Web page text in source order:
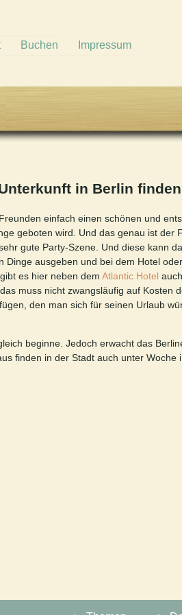
Buchen Impressum
in Berlin finden
einfach einen schönen und
geboten wird. Und das genau ist der
gute Party-Szene. Und diese kann
Dinge ausgeben und bei dem Hotel
gibt es hier neben dem Atlantic Hotel
muss nicht zwangsläufig auf Kosten
den man sich für seinen Urlaub
beginne. Jedoch erwacht das
finden in der Stadt auch unter